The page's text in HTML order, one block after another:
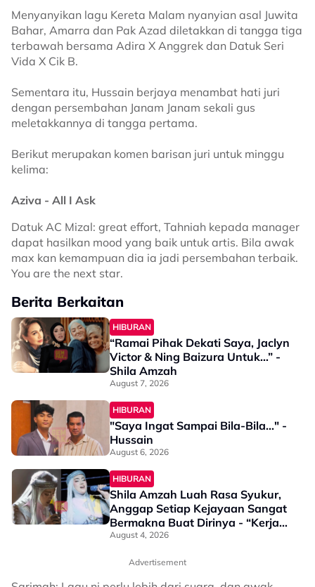
Menyanyikan lagu Kereta Malam nyanyian asal Juwita
Bahar, Amarra dan Pak Azad diletakkan di tangga tiga
terbawah bersama Adira X Anggrek dan Datuk Seri
Vida X Cik B.
Sementara itu, Hussain berjaya menambat hati juri
dengan persembahan Janam Janam sekali gus
meletakkannya di tangga pertama.
Berikut merupakan komen barisan juri untuk minggu
kelima:
Aziva - All I Ask
Datuk AC Mizal: great effort, Tahniah kepada manager
dapat hasilkan mood yang baik untuk artis. Bila awak
max kan kemampuan dia ia jadi persembahan terbaik.
You are the next star.
Berita Berkaitan
HIBURAN
“Ramai Pihak Dekati Saya, Jaclyn
Victor & Ning Baizura Untuk…” -
Shila Amzah
August 7, 2026
HIBURAN
"Saya Ingat Sampai Bila-Bila..." -
Hussain
August 6, 2026
HIBURAN
Shila Amzah Luah Rasa Syukur,
Anggap Setiap Kejayaan Sangat
Bermakna Buat Dirinya - “Kerja
Keras Saya Mungkin Kelihatan…”
August 4, 2026
Advertisement